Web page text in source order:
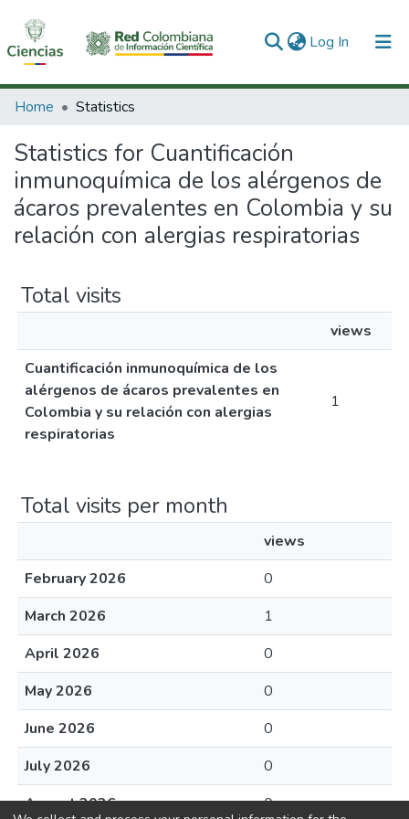
Log In (current)
Communities & Collections
All of DSpace
Home Statistics
Statistics for Cuantificación
inmunoquímica de los alérgenos de
ácaros prevalentes en Colombia y su
relación con alergias respiratorias
Total visits
views
Cuantificación inmunoquímica de los
alérgenos de ácaros prevalentes en
Colombia y su relación con alergias
respiratorias
1
Total visits per month
views
February 2026
0
March 2026
1
April 2026
0
May 2026
0
June 2026
0
July 2026
0
August 2026
0